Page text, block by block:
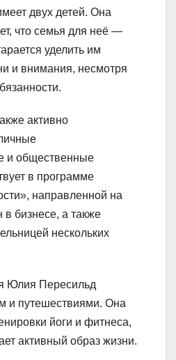
двух детей. Она
что семья для неё —
уделить им
и внимания, несмотря
активно
и общественные
в программе
направленной на
бизнесе, а также
нескольких
Юлия Пересильд
и путешествиями. Она
йоги и фитнеса,
активный образ жизни.